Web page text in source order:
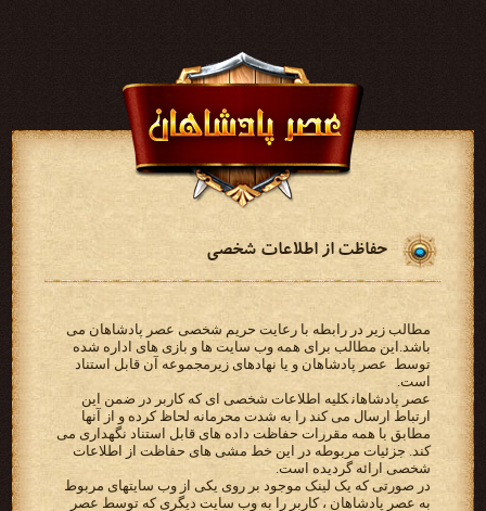
حفاظت از اطلاعات شخصی
مطالب زیر در رابطه با رعایت حریم شخصی عصر پادشاهان می
باشد.‫این مطالب برای همه وب سایت ها و بازی‬ ‫های اداره شده
توسط ‪ عصر پادشاهان ‬و یا نهادهای زیرمجموعه آن قابل استناد
است‬.
‫‪ عصر پادشاهان‬کلیه اطلاعات شخصی ای که کاربر در ضمن این
‫مطابق با همه مقررات حفاظت داده های قابل استناد نگهداری می
کند. جزئیات مربوطه در این خط مشی های حفاظت از‬ ‫اطلاعات
شخصی ارائه گردیده است.‬
‫در صورتی که یک لینک موجود بر روی یکی از وب سایتهای مربوط